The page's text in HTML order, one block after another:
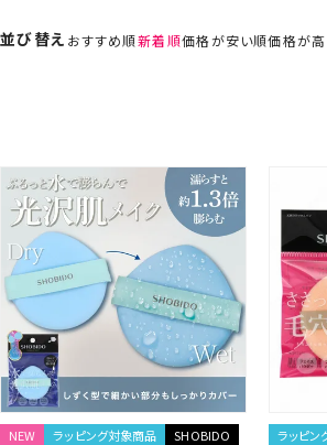
並び替え おすすめ順新着順価格が安い順価格が
NEW ラッピング対象商品 SHOBIDO ラッピ